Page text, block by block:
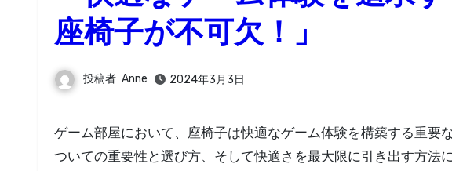
座椅子が不可欠！」
投稿者 Anne 2024年3月3日
ゲーム部屋において、座椅子は快適なゲーム体験を構築する重要な要素です。この記事では、ゲーム部屋の座椅子に
ついての重要性と選び方、そして快適さを最大限に引き出す方法